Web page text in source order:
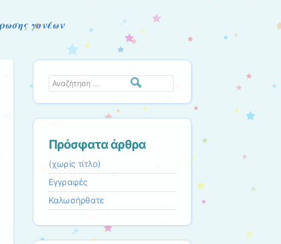
γονέων
Αναζήτηση
Πρόσφατα άρθρα
(χωρίς τίτλο)
Εγγραφές
Καλωσήρθατε